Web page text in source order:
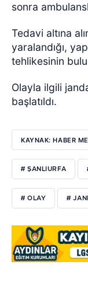
sonra
Tedavi altına
yaralandığı,
tehlikesinin
Olayla ilgili
başlatıldı.
KAYNAK: HABER
# ŞANLIURFA
# OLAY #